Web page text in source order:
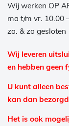
Wij werken OP
ma t/m vr. 10.00
za. & zo gesloten
Wij leveren
en hebben geen
U kunt alleen
kan dan
Het is ook